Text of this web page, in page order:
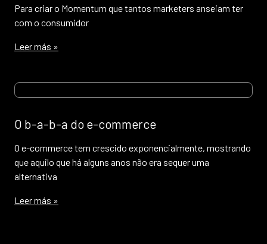
Para criar o Momentum que tantos marketers anseiam ter
com o consumidor
Leer más »
O b-a-b-a do e-commerce
O e-commerce tem crescido exponencialmente, mostrando
que aquilo que há alguns anos não era sequer uma
alternativa
Leer más »